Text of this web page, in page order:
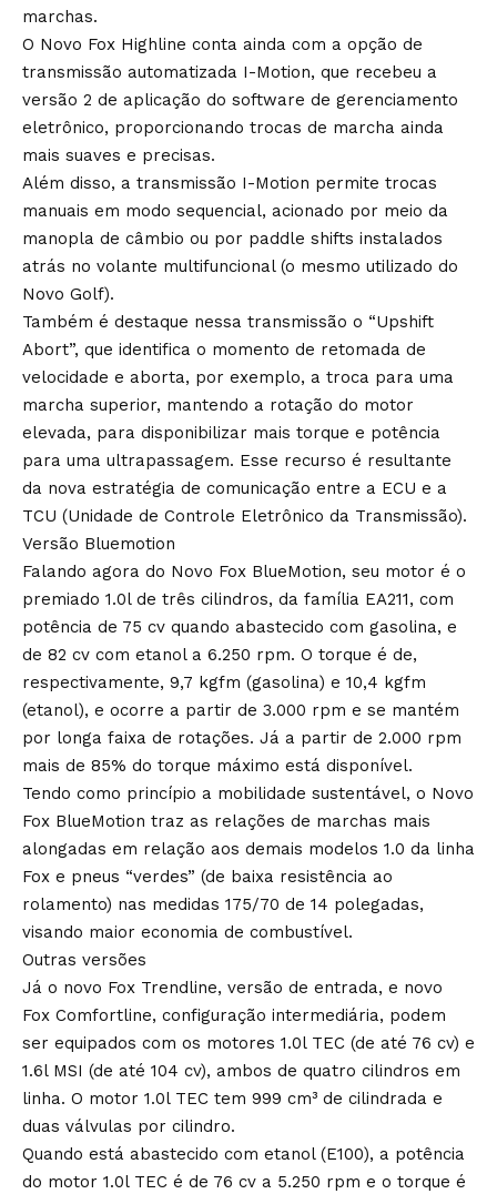
marchas.
O Novo Fox Highline conta ainda com a opção de
transmissão automatizada I-Motion, que recebeu a
versão 2 de aplicação do software de gerenciamento
eletrônico, proporcionando trocas de marcha ainda
mais suaves e precisas.
Além disso, a transmissão I-Motion permite trocas
manuais em modo sequencial, acionado por meio da
manopla de câmbio ou por paddle shifts instalados
atrás no volante multifuncional (o mesmo utilizado do
Novo Golf).
Também é destaque nessa transmissão o “Upshift
Abort”, que identifica o momento de retomada de
velocidade e aborta, por exemplo, a troca para uma
marcha superior, mantendo a rotação do motor
elevada, para disponibilizar mais torque e potência
para uma ultrapassagem. Esse recurso é resultante
da nova estratégia de comunicação entre a ECU e a
TCU (Unidade de Controle Eletrônico da Transmissão).
Versão Bluemotion
Falando agora do Novo Fox BlueMotion, seu motor é o
premiado 1.0l de três cilindros, da família EA211, com
potência de 75 cv quando abastecido com gasolina, e
de 82 cv com etanol a 6.250 rpm. O torque é de,
respectivamente, 9,7 kgfm (gasolina) e 10,4 kgfm
(etanol), e ocorre a partir de 3.000 rpm e se mantém
por longa faixa de rotações. Já a partir de 2.000 rpm
mais de 85% do torque máximo está disponível.
Tendo como princípio a mobilidade sustentável, o Novo
Fox BlueMotion traz as relações de marchas mais
alongadas em relação aos demais modelos 1.0 da linha
Fox e pneus “verdes” (de baixa resistência ao
rolamento) nas medidas 175/70 de 14 polegadas,
visando maior economia de combustível.
Outras versões
Já o novo Fox Trendline, versão de entrada, e novo
Fox Comfortline, configuração intermediária, podem
ser equipados com os motores 1.0l TEC (de até 76 cv) e
1.6l MSI (de até 104 cv), ambos de quatro cilindros em
linha. O motor 1.0l TEC tem 999 cm³ de cilindrada e
duas válvulas por cilindro.
Quando está abastecido com etanol (E100), a potência
do motor 1.0l TEC é de 76 cv a 5.250 rpm e o torque é